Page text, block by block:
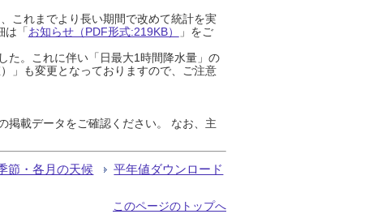
これまでより長い期間で改めて統計を実
は「お知らせ（PDF形式:219KB）
」をご
た。これに伴い「日最大1時間降水量」の
」も変更となっておりますので、ご注意
掲載データをご確認ください。 なお、主
節・各月の天候 平年値ダウンロード
このページのトップへ